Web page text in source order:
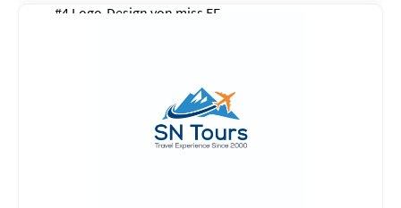
#4 Logo-Design von miss EF